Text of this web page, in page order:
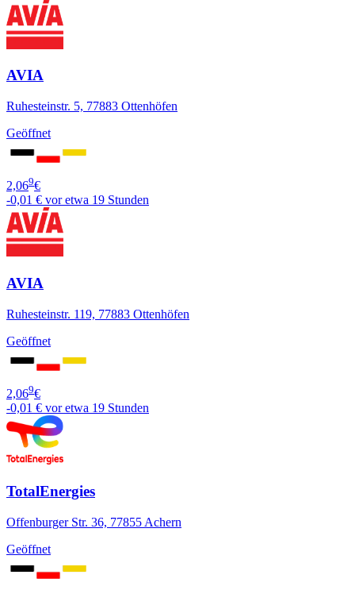
AVIA
Ruhesteinstr. 5, 77883 Ottenhöfen
Geöffnet
2,069€
-0,01 € vor etwa 19 Stunden
AVIA
Ruhesteinstr. 119, 77883 Ottenhöfen
Geöffnet
2,069€
-0,01 € vor etwa 19 Stunden
TotalEnergies
Offenburger Str. 36, 77855 Achern
Geöffnet